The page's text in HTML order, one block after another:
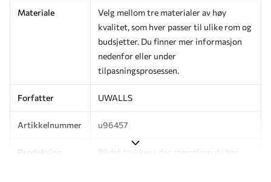
Materiale
Velg mellom tre materialer av høy
kvalitet, som hver passer til ulike rom og
budsjetter. Du finner mer informasjon
nedenfor eller under
tilpasningsprosessen.
Forfatter UWALLS
Artikkelnummer u96457
Produksjon
Bildet trykkes i den størrelsen du har